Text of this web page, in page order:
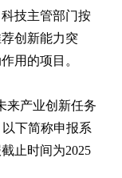
技主管部门按
创新能力突
用的项目。
来产业创新任务
以下简称申报系
止时间为2025